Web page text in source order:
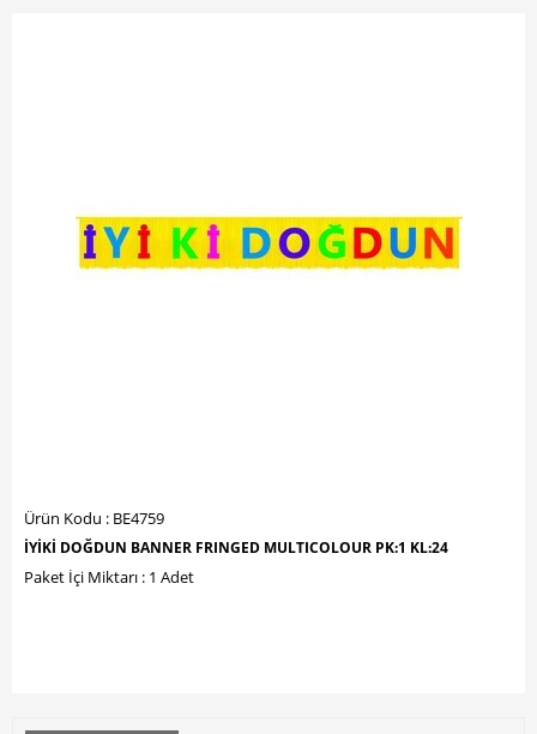
Ürün Kodu : BE4759
İYİKİ DOĞDUN BANNER FRINGED MULTICOLOUR PK:1 KL:24
Paket İçi Miktarı : 1 Adet